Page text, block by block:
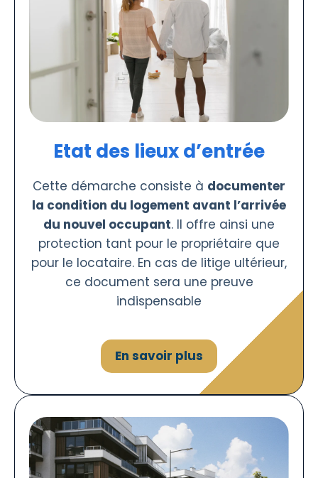
Etat des lieux d’entrée
Cette démarche consiste à documenter
la condition du logement avant l’arrivée
du nouvel occupant. Il offre ainsi une
protection tant pour le propriétaire que
pour le locataire. En cas de litige ultérieur,
ce document sera une preuve
indispensable
En savoir plus